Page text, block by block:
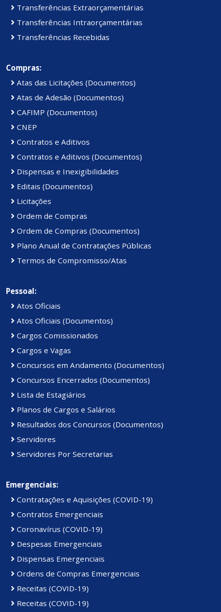
Transferências Extraorçamentárias
Transferências Intraorçamentárias
Transferências Recebidas
Compras:
Atas das Licitações (Documentos)
Atas de Adesão (Documentos)
CAFIMP (Documentos)
CNEP
Contratos e Aditivos
Contratos e Aditivos (Documentos)
Dispensas e Inexigibilidades
Editais (Documentos)
Licitações
Ordem de Compras
Ordem de Compras (Documentos)
Plano Anual de Contratações Públicas
Termos de Compromisso/Atas
Pessoal:
Atos Oficiais
Atos Oficiais (Documentos)
Cargos Comissionados
Cargos e Vagas
Concursos em Andamento (Documentos)
Concursos Encerrados (Documentos)
Lista de Estagiários
Planos de Cargos e Salários
Resultados dos Concursos (Documentos)
Servidores
Servidores Por Secretarias
Emergenciais:
Contratações e Aquisições (COVID-19)
Contratos Emergenciais
Coronavírus (COVID-19)
Despesas Emergenciais
Dispensas Emergenciais
Ordens de Compras Emergenciais
Receitas (COVID-19)
Receitas (COVID-19)